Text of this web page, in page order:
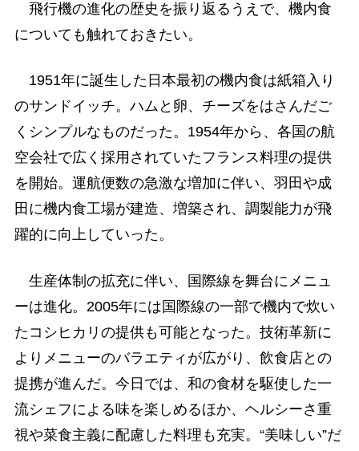
飛行機の進化の歴史を振り返るうえで、機内食
についても触れておきたい。
1951年に誕生した日本最初の機内食は紙箱入り
のサンドイッチ。ハムと卵、チーズをはさんだご
くシンプルなものだった。1954年から、各国の航
空会社で広く採用されていたフランス料理の提供
を開始。運航便数の急激な増加に伴い、羽田や成
田に機内食工場が建造、増築され、調製能力が飛
躍的に向上していった。
生産体制の拡充に伴い、国際線を舞台にメニュ
ーは進化。2005年には国際線の一部で機内で炊い
たコシヒカリの提供も可能となった。技術革新に
よりメニューのバラエティが広がり、飲食店との
提携が進んだ。今日では、和の食材を駆使した一
流シェフによる味を楽しめるほか、ヘルシーさ重
視や菜食主義に配慮した料理も充実。“美味しい”だ